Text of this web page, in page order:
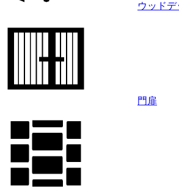
ウッドデ
門扉